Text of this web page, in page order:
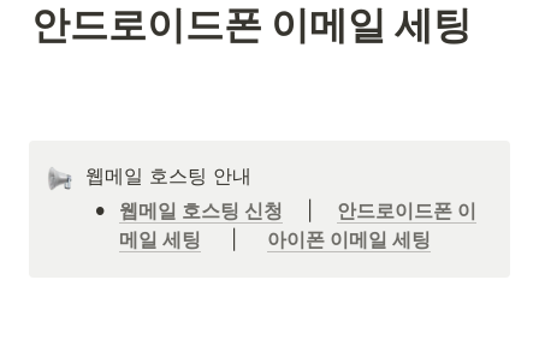
안드로이드폰 이메일 세팅
웹메일 호스팅 안내
• 웹메일 호스팅 신청
안드로이드폰 이
메일 세팅
아이폰 이메일 세팅